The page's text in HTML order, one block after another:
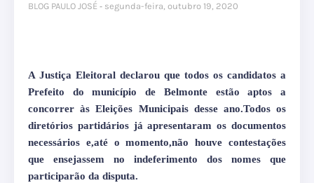
BLOG PAULO JOSÉ segunda-feira, outubro 19, 2020
A Justiça Eleitoral declarou que todos os candidatos a
Prefeito do município de Belmonte estão aptos a
concorrer às Eleições Municipais desse ano.Todos os
diretórios partidários já apresentaram os documentos
necessários e,até o momento,não houve contestações
que ensejassem no indeferimento dos nomes que
participarão da disputa.